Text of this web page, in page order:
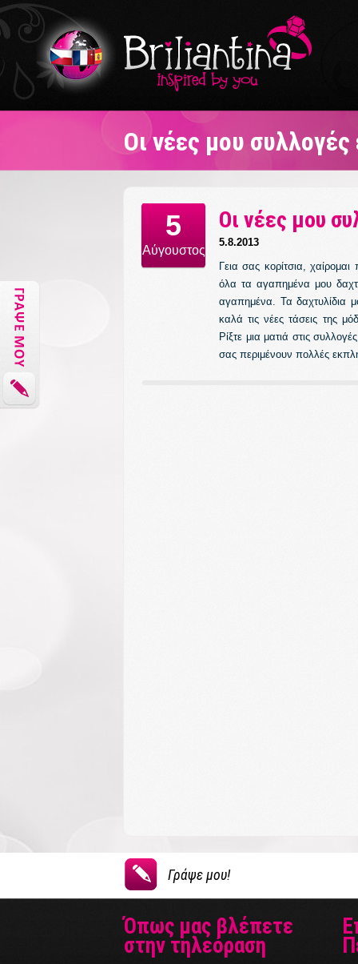
Οι νέες μου συλλογές
5
Αύγουστος
Οι νέες μου
5.8.2013
Γεια σας κορίτσια,
όλα τα αγαπημένα μου
αγαπημένα. Τα δαχτυλίδια
καλά τις νέες τάσεις της
Ρίξτε μια ματιά στις
σας περιμένουν πολλές
Γράψε μου!
Όπως μας βλέπετε
στην τηλεόραση